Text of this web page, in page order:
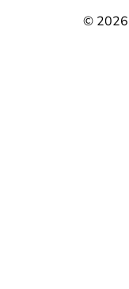
© 2026